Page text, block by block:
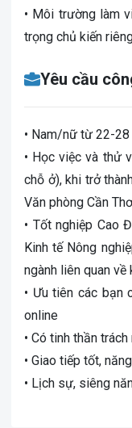
• Môi trường làm
trọng chủ kiến
Yêu cầu
• Nam/nữ từ 22-
• Học việc và thử
chỗ ở), khi trở
Văn phòng Cần
• Tốt nghiệp Cao
Kinh tế Nông
ngành liên quan về
• Ưu tiên các bạn
online
• Có tinh thần
• Giao tiếp tốt,
• Lịch sự, siêng